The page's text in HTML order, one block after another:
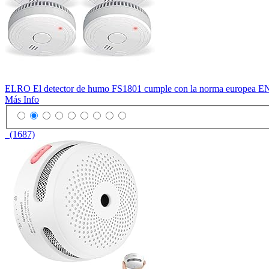
ELRO El detector de humo FS1801 cumple con la norma europea
Más Info
(1687)